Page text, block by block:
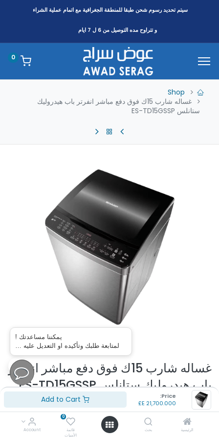
Price:
21,700.000
الرئيسية بحث
0
قائمة
الأمنيات
Account
سيتم تحديد رسوم شحن طبقا للمنطقةالجغرافية مع اتمام عملية الشراء
و تتراوح مده التوصيل من 6 ل 7 ايام
0
Shop
غساله شارب 15ك فوق دفع مباشر انفرتر باب هيدروليك
ﺳﺘﺎﻧﻠﺲ ES-TD15GSSP
غساله شارب 15ك فوق دفع مباشر انفرتر
باب هيدروليك ﺳﺘﺎﻧﻠﺲ ES-TD15GSSP
(تقييم 0 )
رقم الموديل : ES-TD15GSSP
غسالة شارب فوق أوتوماتيك 15 كيلو
لون الغسالة : استانلس
يمكننا مساعدتك !
لمتابعة طلبك وتأكيده او التعديل عليه …